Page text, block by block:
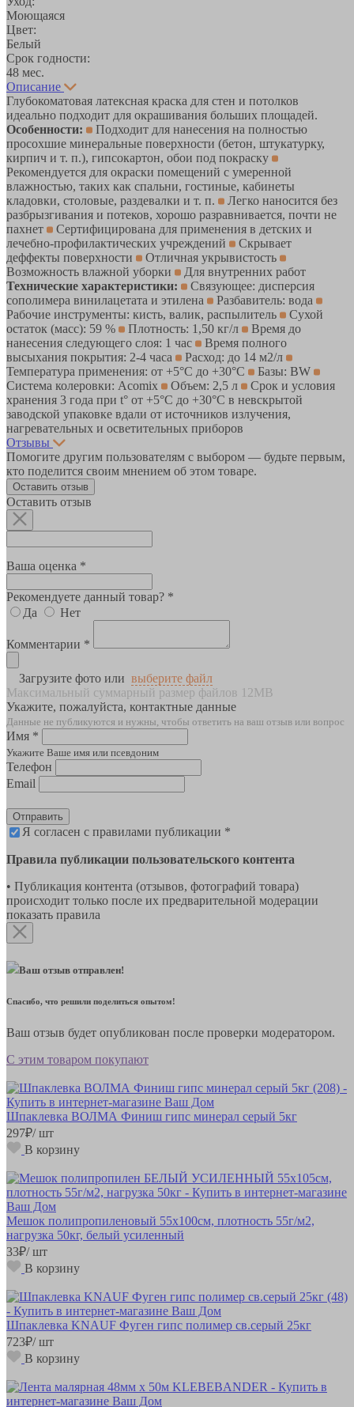
Моющаяся
Цвет:
Белый
Срок годности:
48 мес.
Описание
Глубокоматовая латексная краска для стен и потолков
идеально подходит для окрашивания больших площадей.
Особенности:
Подходит для нанесения на полностью
просохшие минеральные поверхности (бетон, штукатурку,
кирпич и т. п.), гипсокартон, обои под покраску
Рекомендуется для окраски помещений с умеренной
влажностью, таких как спальни, гостиные, кабинеты
кладовки, столовые, раздевалки и т. п.
Легко наносится без
разбрызгивания и потеков, хорошо разравнивается, почти не
пахнет
Сертифицирована для применения в детских и
лечебно-профилактических учреждений
Скрывает
деффекты поверхности
Отличная укрывистость
Возможность влажной уборки
Для внутренних работ
Технические характеристики:
Связующее: дисперсия
сополимера винилацетата и этилена
Разбавитель: вода
Рабочие инструменты: кисть, валик, распылитель
Сухой
остаток (масс): 59 %
Плотность: 1,50 кг/л
Время до
нанесения следующего слоя: 1 час
Время полного
высыхания покрытия: 2-4 часа
Расход: до 14 м2/л
Температура применения: от +5°C до +30°C
Базы: BW
Система колеровки: Acomix
Объем: 2,5 л
Срок и условия
хранения 3 года при t° от +5°С до +30°С в невскрытой
заводской упаковке вдали от источников излучения,
нагревательных и осветительных приборов
Отзывы
Помогите другим пользователям с выбором — будьте первым,
кто поделится своим мнением об этом товаре.
Оставить отзыв
Оставить отзыв
Ваша оценка *
Рекомендуете данный товар? *
Да
Нет
Комментарии *
Загрузите фото или выберите файл
Максимальный суммарный размер файлов 12MB
Укажите, пожалуйста, контактные данные
Данные не публикуются и нужны, чтобы ответить на ваш отзыв или вопрос
Имя *
Укажите Ваше имя или псевдоним
Телефон
Email
Отправить
Я согласен с правилами публикации *
Правила публикации пользовательского контента
• Публикация контента (отзывов, фотографий товара)
происходит только после их предварительной модерации
показать правила
Ваш отзыв отправлен!
Спасибо, что решили поделиться опытом!
Ваш отзыв будет опубликован после проверки модератором.
С этим товаром покупают
Шпаклевка ВОЛМА Финиш гипс минерал серый 5кг
297₽/ шт
В корзину
Мешок полипропиленовый 55х100см, плотность 55г/м2,
нагрузка 50кг, белый усиленный
33₽/ шт
В корзину
Шпаклевка KNAUF Фуген гипс полимер св.серый 25кг
723₽/ шт
В корзину